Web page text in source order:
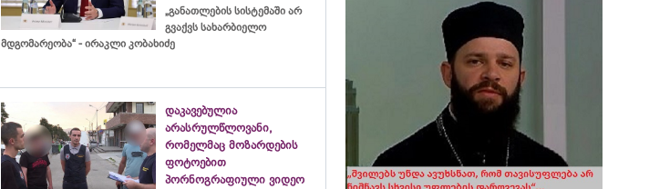
„განათლების სისტემაში არ
გვაქვს სახარბიელო
მდგომარეობა“ - ირაკლი კობახიძე
დაკავებულია
არასრულწლოვანი,
რომელმაც მოზარდების
ფოტოებით
პორნოგრაფიული ვიდეო